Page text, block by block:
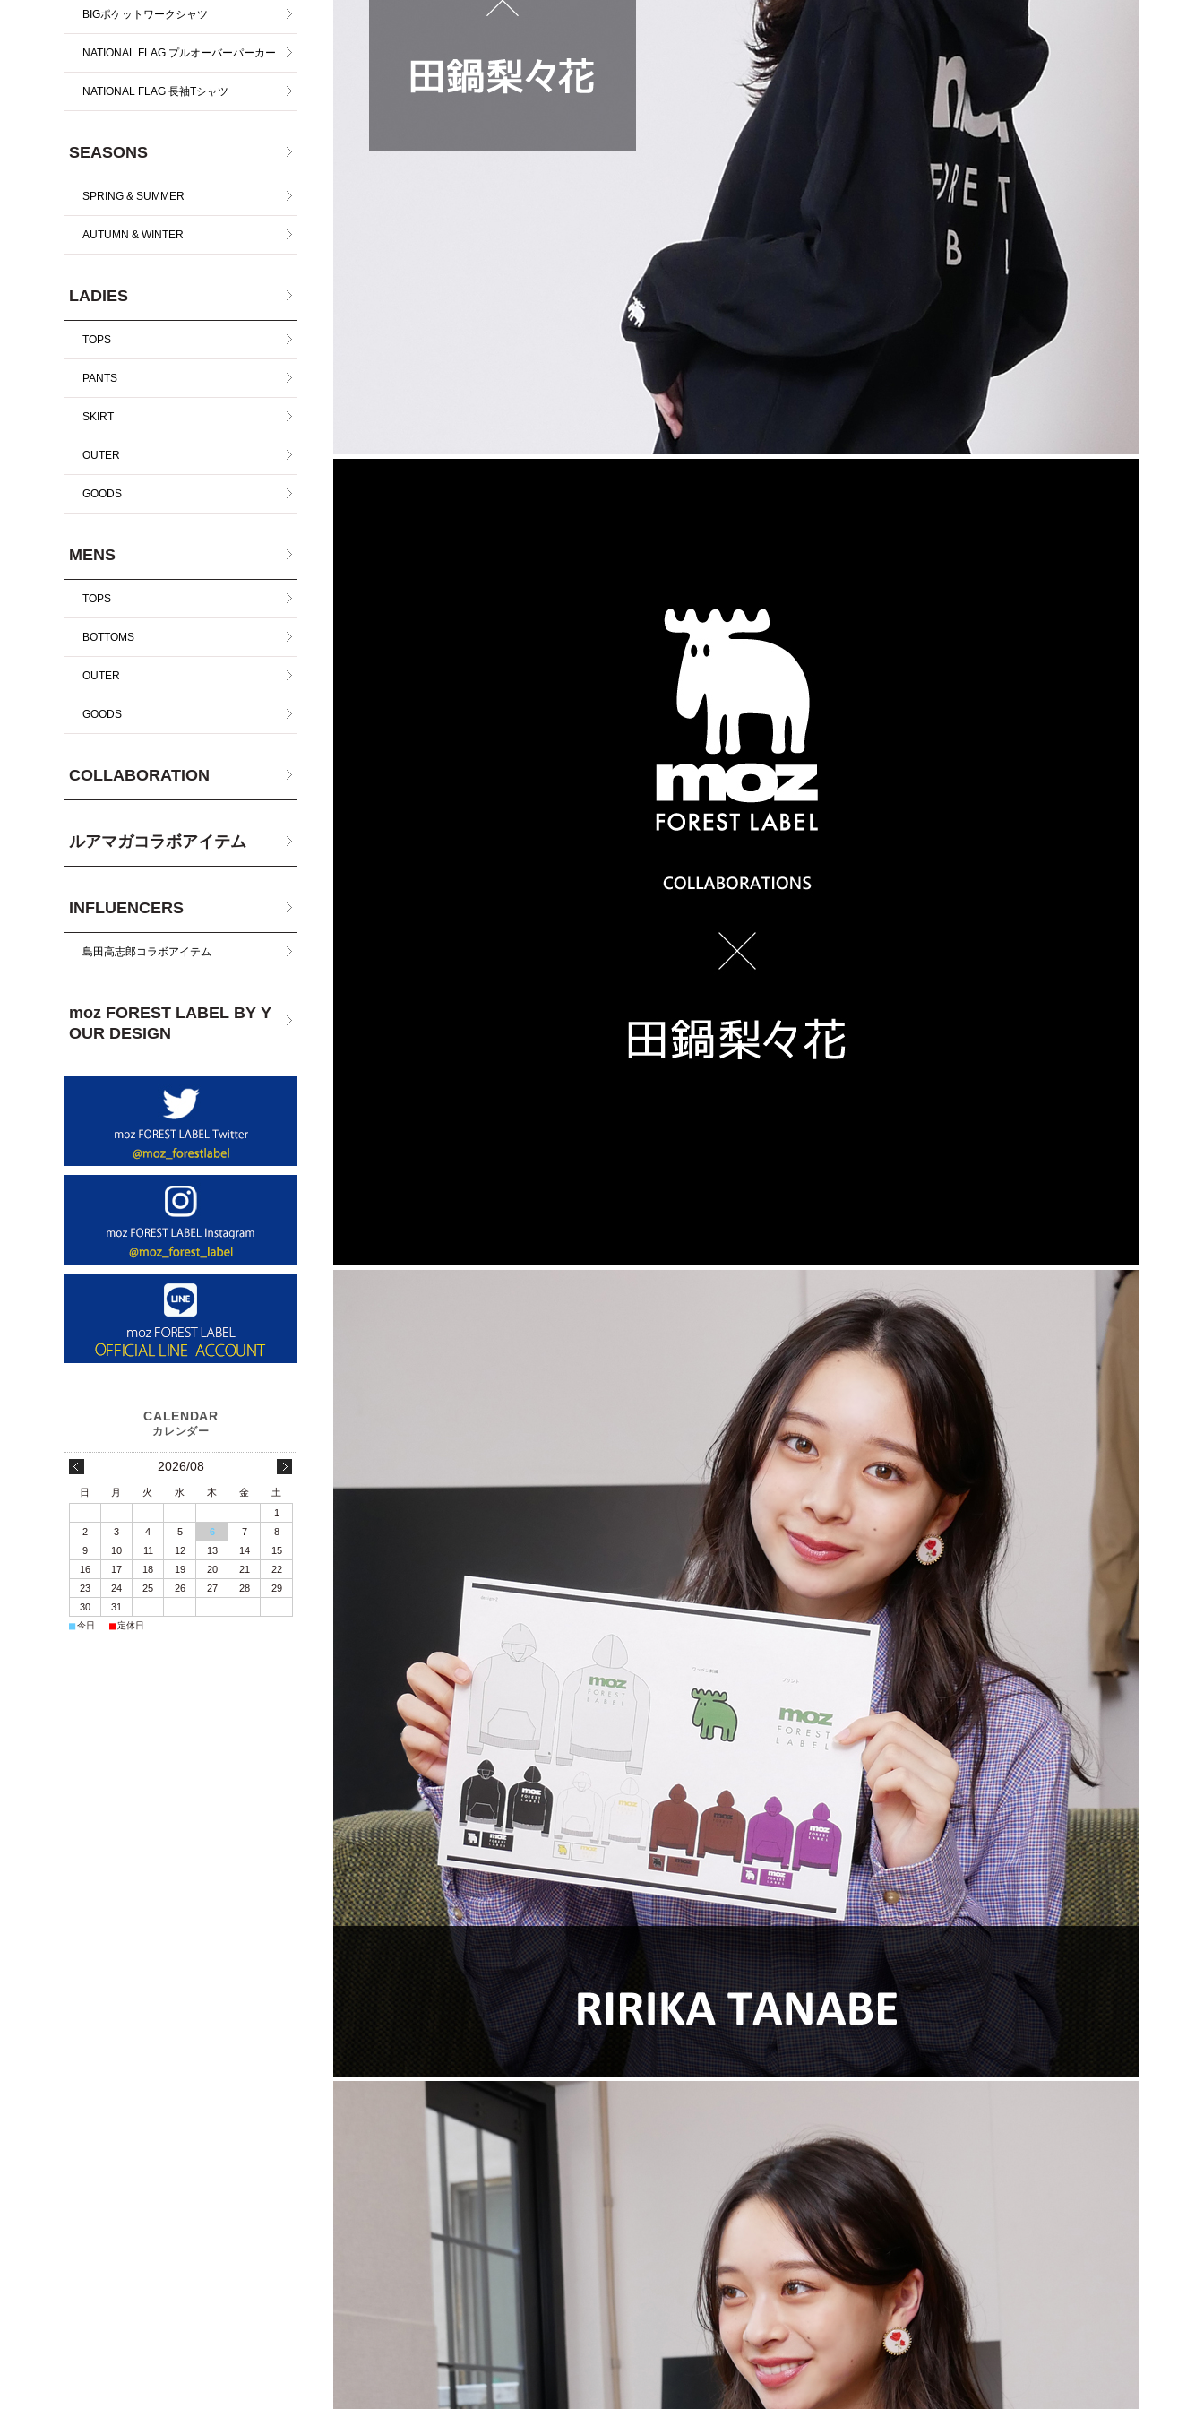
BIGポケットワークシャツ
NATIONAL FLAG プルオーバーパーカー
NATIONAL FLAG 長袖Tシャツ
SEASONS
SPRING & SUMMER
AUTUMN & WINTER
LADIES
TOPS
PANTS
SKIRT
OUTER
GOODS
MENS
TOPS
BOTTOMS
OUTER
GOODS
COLLABORATION
ルアマガコラボアイテム
INFLUENCERS
島田高志郎コラボアイテム
moz FOREST LABEL BY Y
OUR DESIGN
2026/08
日 月 火 水 木 金
土
1
2
3 4 5 6 7
8
9
10 11 12 13 14
15
16
17 18 19 20 21
22
23
24 25 26 27 28
29
30
31
■今日 ■定休日